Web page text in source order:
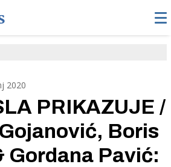
2020
PRIKAZUJE /
Boris
Gordana Pavić: